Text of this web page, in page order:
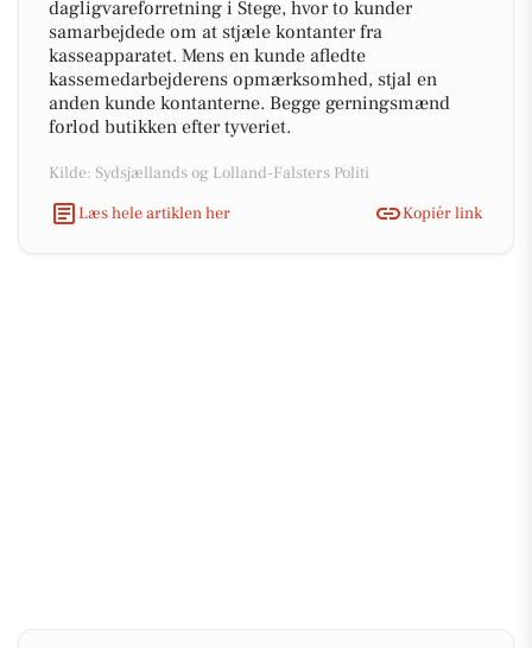
dagligvareforretning i Stege, hvor to kunder
samarbejdede om at stjæle kontanter fra
kasseapparatet. Mens en kunde afledte
kassemedarbejderens opmærksomhed, stjal en
anden kunde kontanterne. Begge gerningsmænd
forlod butikken efter tyveriet.
Kilde: Sydsjællands og Lolland-Falsters Politi
Læs hele artiklen her
Kopiér link